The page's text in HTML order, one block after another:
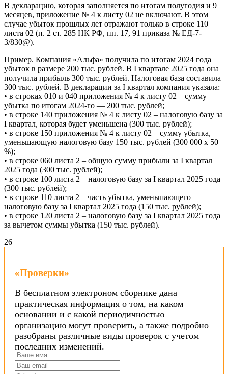
В декларацию, которая заполняется по итогам полугодия и 9
месяцев, приложение № 4 к листу 02 не включают. В этом
случае убыток прошлых лет отражают только в строке 110
листа 02 (п. 2 ст. 285 НК РФ, пп. 17, 91 приказа № ЕД-7-
3/830@).
Пример. Компания «Альфа» получила по итогам 2024 года
убыток в размере 200 тыс. рублей. В I квартале 2025 года она
получила прибыль 300 тыс. рублей. Налоговая база составила
300 тыс. рублей. В декларации за I квартал компания указала:
• в строках 010 и 040 приложения № 4 к листу 02 – сумму
убытка по итогам 2024-го — 200 тыс. рублей;
• в строке 140 приложения № 4 к листу 02 – налоговую базу за
I квартал, которая будет уменьшена (300 тыс. рублей);
• в строке 150 приложения № 4 к листу 02 – сумму убытка,
уменьшающую налоговую базу 150 тыс. рублей (300 000 х 50
%);
• в строке 060 листа 2 – общую сумму прибыли за I квартал
2025 года (300 тыс. рублей);
• в строке 100 листа 2 – налоговую базу за I квартал 2025 года
(300 тыс. рублей);
• в строке 110 листа 2 – часть убытка, уменьшающего
налоговую базу за I квартал 2025 года (150 тыс. рублей);
• в строке 120 листа 2 – налоговую базу за I квартал 2025 года
за вычетом суммы убытка (150 тыс. рублей).
26
«Проверки»
В бесплатном электроном сборнике дана
практическая информация о том, на каком
основании и с какой периодичностью
организацию могут проверить, а также подробно
разобраны различные виды проверок с учетом
последних изменений.